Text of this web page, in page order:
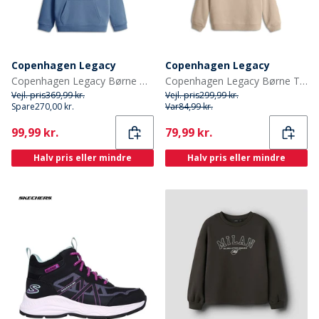
Copenhagen Legacy
Copenhagen Legacy Børne Hoodie Denim Melange
Vejl. pris369,99 kr.
Spare270,00 kr.
Current
99,99 kr.
Halv pris eller mindre
Copenhagen Legacy
Copenhagen Legacy Børne Trøje Ørken
Vejl. pris299,99 kr.
Var84,99 kr.
Current
79,99 kr.
Halv pris eller mindre